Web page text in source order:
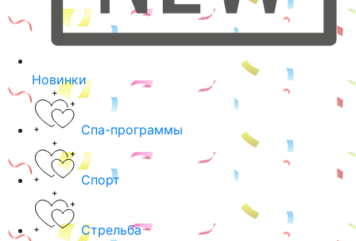
Новинки
Спа-программы
Спорт
Стрельба